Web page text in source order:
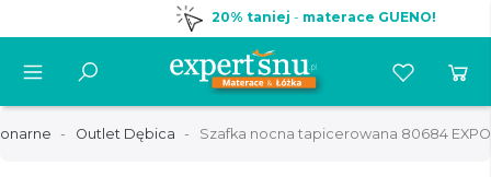
20% taniej-materace GUENO!
Outlet Dębica Szafka nocna tapicerowana 80684 EXPO